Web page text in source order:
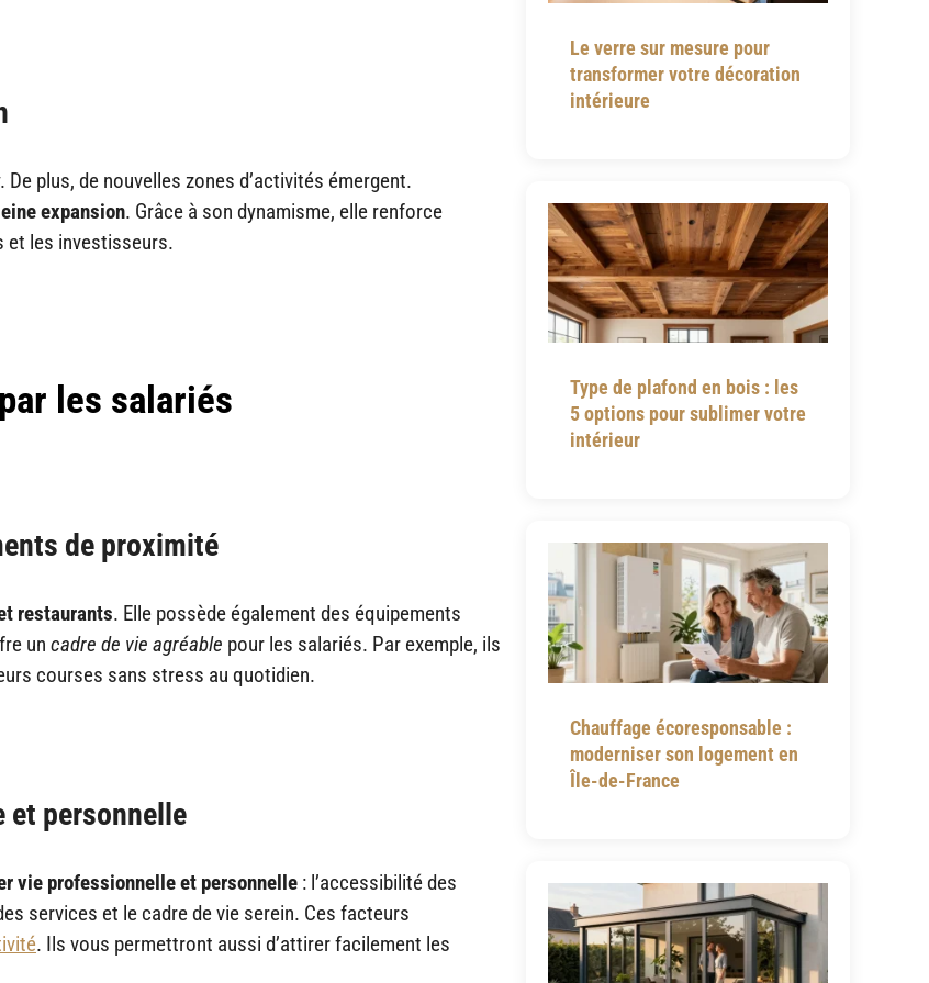
plus, de nouvelles zones d’activités émergent.
expansion. Grâce à son dynamisme, elle renforce
et les investisseurs.
les salariés
de proximité
restaurants. Elle possède également des équipements
un cadre de vie agréable pour les salariés. Par exemple, ils
courses sans stress au quotidien.
et personnelle
vie professionnelle et personnelle : l’accessibilité des
services et le cadre de vie serein. Ces facteurs
. Ils vous permettront aussi d’attirer facilement les
Le verre sur mesure pour
transformer votre décoration
intérieure
Type de plafond en bois : les
5 options pour sublimer votre
intérieur
Chauffage écoresponsable :
moderniser son logement en
Île-de-France